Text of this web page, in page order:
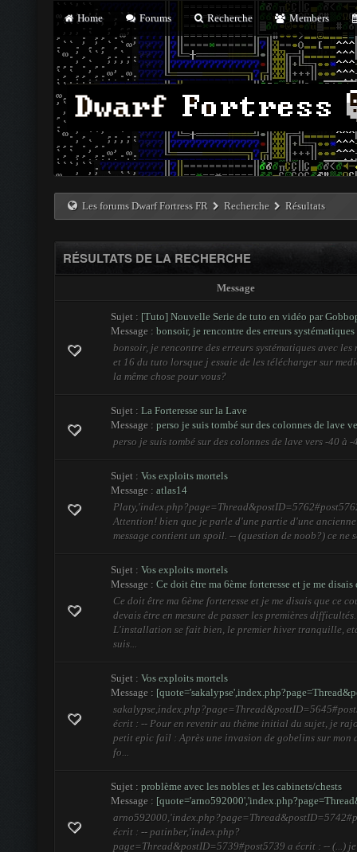
Home Forums Recherche Members
Les forums Dwarf Fortress FR Recherche Résultats
RÉSULTATS DE LA RECHERCHE
Message
Sujet : [Tuto] Nouvelle Serie de tuto en vidéo par
Message : bonsoir, je rencontre des erreurs systématiques
bonsoir, je rencontre des erreurs systématiques avec les
et 16 du tuto lorsque j essaie de les télécharger sur
la même chose pour vous?
Sujet : La Forteresse sur la Lave
Message : perso je suis tombé sur des colonnes de lave
perso je suis tombé sur des colonnes de lave vers -40 à -
Sujet : Vos exploits mortels
Message : atlas14
Attention! bien que je parle d'une partie d'une
message contient un spoil. -- (question de noob?) ce ne
Sujet : Vos exploits mortels
Message : Ce doit être ma 6ème forteresse et je me disais
Ce doit être ma 6ème forteresse et je me disais que ce
devais être en mesure de passer les premières difficultés.
L'installation se fait bien, le premier hiver tranquille,
suis...
Sujet : Vos exploits mortels
Message :
écrit : -- Pour en revenir au thème initial du sujet, je
petit epic fail : Après une invasion de gobelins sur mon
fo...
Sujet : problème avec les nobles et les cabinets/chests
Message :
écrit : -- patinber,'index.php?
page=Thread&postID=5739#post5739 a écrit : -- (...)